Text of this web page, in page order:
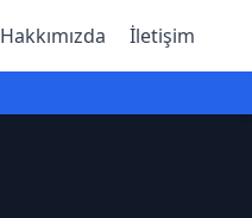
Hakkımızda İletişim